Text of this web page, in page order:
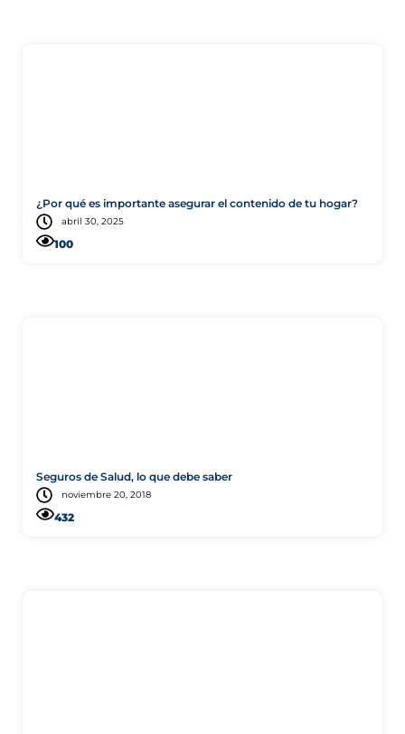
¿Por qué es importante asegurar el contenido de tu hogar?
abril 30, 2025
100
Seguros de Salud, lo que debe saber
noviembre 20, 2018
432